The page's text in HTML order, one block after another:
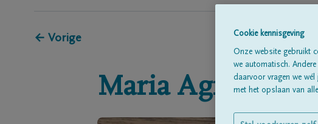
← Vorige
Maria Agnes De
Cookie kennisgeving
Onze website gebruikt
we automatisch.
daarvoor vragen we
met het opslaan van